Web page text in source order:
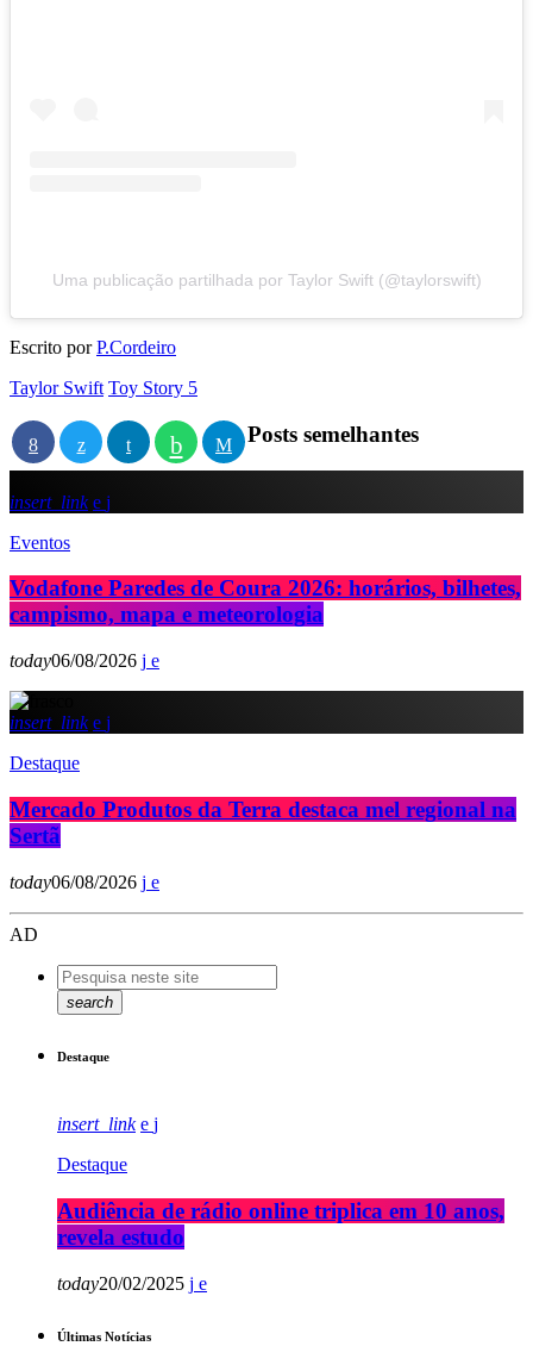
Uma publicação partilhada por Taylor Swift (@taylorswift)
Escrito porP.Cordeiro
Taylor Swift Toy Story 5
Posts semelhantes
insert_link
Eventos
Vodafone Paredes de Coura 2026: horários, bilhetes,
campismo, mapa e meteorologia
today06/08/2026
insert_link
Destaque
Mercado Produtos da Terra destaca mel regional na
Sertã
today06/08/2026
AD
search
Destaque
insert_link
Destaque
Audiência de rádio online triplica em 10 anos,
revela estudo
today20/02/2025
Últimas Notícias